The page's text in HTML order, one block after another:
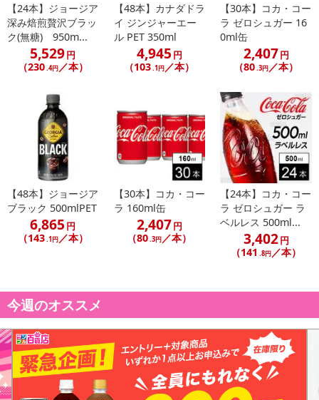
【24本】ジョージア
深み焙煎贅沢ブラッ
ク(無糖) 950m...
5,529円
（230.4円／本）
【48本】カナダドラ
イ ジンジャーエー
ル PET 350ml
4,945 円
（103.1円 ／本）
【30本】コカ・コー
ラ ゼロシュガー 16
0ml缶
2,407円
（80.3円 ／本）
【48本】ジョージア
ブラック 500mlPET
6,865 円
（143.1円／本）
【30本】コカ・コー
ラ 160ml缶
2,407円
（80.3円／本）
【24本】コカ・コー
ラ ゼロシュガー ラ
ベルレス 500ml...
3,402円
（141 .8円／本）
今週のオススメ